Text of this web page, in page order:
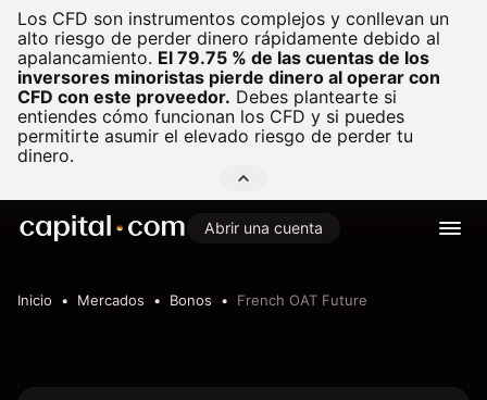
Los CFD son instrumentos complejos y conllevan un
alto riesgo de perder dinero rápidamente debido al
apalancamiento. El 79.75 % de las cuentas de los
inversores minoristas pierde dinero al operar con
CFD con este proveedor. Debes plantearte si
entiendes cómo funcionan los CFD y si puedes
permitirte asumir el elevado riesgo de perder tu
dinero.
Abrir una cuenta
Inicio Mercados Bonos French OAT Future